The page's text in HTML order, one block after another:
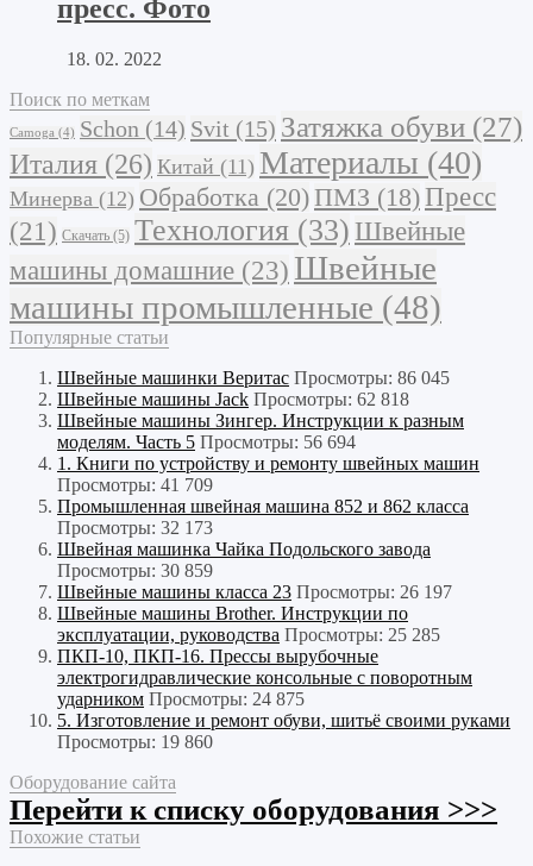
пресс. Фото
18. 02. 2022
Поиск по меткам
Camoga (4) Schon (14) Svit (15) Затяжка обуви (27)
Италия (26) Китай (11) Материалы (40)
Минерва (12) Обработка (20) ПМЗ (18) Пресс
(21) Скачать (5) Технология (33) Швейные
машины домашние (23) Швейные
машины промышленные (48)
Популярные статьи
Швейные машинки Веритас Просмотры: 86 045
Швейные машины Jack Просмотры: 62 818
Швейные машины Зингер. Инструкции к разным
моделям. Часть 5 Просмотры: 56 694
1. Книги по устройству и ремонту швейных машин
Просмотры: 41 709
Промышленная швейная машина 852 и 862 класса
Просмотры: 32 173
Швейная машинка Чайка Подольского завода
Просмотры: 30 859
Швейные машины класса 23 Просмотры: 26 197
Швейные машины Brother. Инструкции по
эксплуатации, руководства Просмотры: 25 285
ПКП-10, ПКП-16. Прессы вырубочные
электрогидравлические консольные с поворотным
ударником Просмотры: 24 875
5. Изготовление и ремонт обуви, шитьё своими руками
Просмотры: 19 860
Оборудование сайта
Перейти к списку оборудования >>>
Похожие статьи